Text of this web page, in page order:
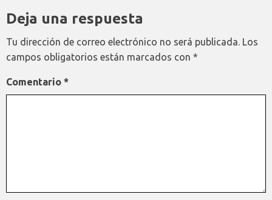
Deja una respuesta
Tu dirección de correo electrónico no será publicada. Los
campos obligatorios están marcados con *
Comentario *